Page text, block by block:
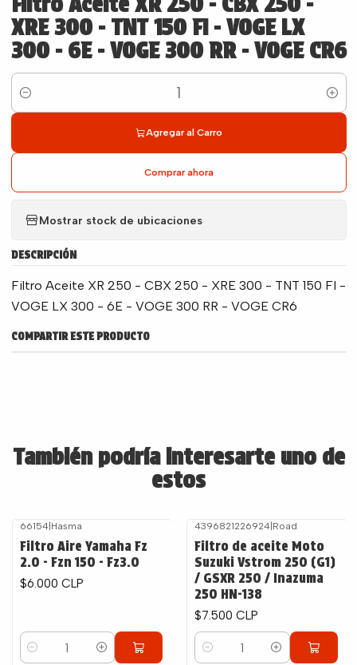
XRE 300 - TNT 150 FI - VOGE LX
300 - 6E - VOGE 300 RR - VOGE CR6
Cantidad
Agregar al Carro
Comprar ahora
Mostrar stock de ubicaciones
DESCRIPCIÓN
Filtro Aceite XR 250 - CBX 250 - XRE 300 - TNT 150 FI -
VOGE LX 300 - 6E - VOGE 300 RR - VOGE CR6
COMPARTIR ESTE PRODUCTO
También podría interesarte uno de
estos
66154| Hasma
Filtro Aire Yamaha Fz
2.0 - Fzn 150 - Fz3.0
$6.000 CLP
Cantidad
4396821226924 Road
Filtro de aceite Moto
Suzuki Vstrom 250 (G1)
/ GSXR 250 / Inazuma
250 HN-138
$7.500 CLP
Cantidad